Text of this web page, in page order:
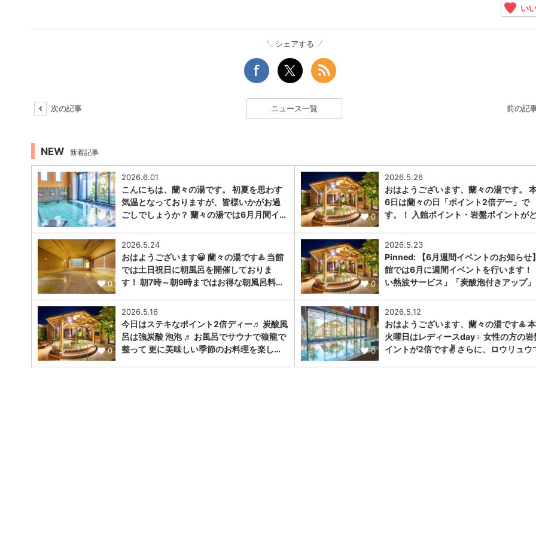
い
シェアする
次の記事 ニュース一覧 前の記
NEW 新着記事
0
2026.6.01
こんにちは、蘭々の湯です。 初夏を思わす
気温となっておりますが、皆様いかがお過
ごしでしょうか？ 蘭々の湯では6月月間イ…
0
2026.5.26
おはようございます、蘭々の湯です。
6日は蘭々の日「ポイント2倍デー」で
す。！ 入館ポイント・岩盤ポイントが
0
2026.5.24
おはようございます😀 蘭々の湯です♨️ 当館
では土日祝日に朝風呂を開催しておりま
す！ 朝7時～朝9時まではお得な朝風呂料…
0
2026.5.23
Pinned: 【6月週間イベントのお知らせ
館では6月に週間イベントを行います！
い熱波サービス」「炭酸泡付きアップ
0
2026.5.16
今日はステキなポイント2倍ディー♬ 炭酸風
呂は強炭酸 泡泡 ♬ お風呂でサウナで狼龍で
整って 更に美味しい季節のお料理を楽し…
0
2026.5.12
おはようございます、蘭々の湯です♨️
火曜日はレディースday♀️ 女性の方の岩
イントが2倍です✌️ さらに、ロウリュウ